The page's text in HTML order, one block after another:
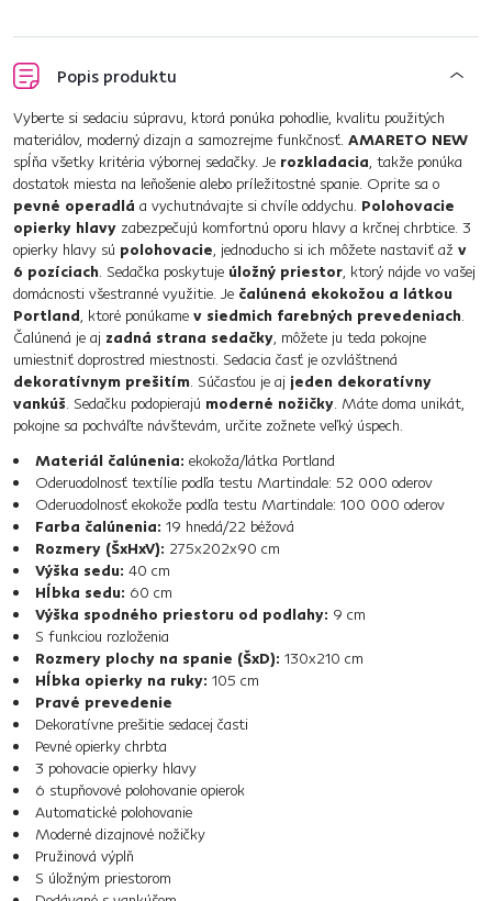
Popis produktu
Vyberte si sedaciu súpravu, ktorá ponúka pohodlie, kvalitu použitých
materiálov, moderný dizajn a samozrejme funkčnosť. AMARETO NEW
spĺňa všetky kritéria výbornej sedačky. Je rozkladacia, takže ponúka
dostatok miesta na leňošenie alebo príležitostné spanie. Oprite sa o
pevné operadlá a vychutnávajte si chvíle oddychu. Polohovacie
opierky hlavy zabezpečujú komfortnú oporu hlavy a krčnej chrbtice. 3
opierky hlavy sú polohovacie, jednoducho si ich môžete nastaviť až v
6 pozíciach. Sedačka poskytuje úložný priestor, ktorý nájde vo vašej
domácnosti všestranné využitie. Je čalúnená ekokožou a látkou
Portland, ktoré ponúkame v siedmich farebných prevedeniach.
Čalúnená je aj zadná strana sedačky, môžete ju teda pokojne
umiestniť doprostred miestnosti. Sedacia časť je ozvláštnená
dekoratívnym prešitím. Súčasťou je aj jeden dekoratívny
vankúš. Sedačku podopierajú moderné nožičky. Máte doma unikát,
pokojne sa pochváľte návštevám, určite zožnete veľký úspech.
Materiál čalúnenia: ekokoža/látka Portland
Oderuodolnosť textílie podľa testu Martindale: 52 000 oderov
Oderuodolnosť ekokože podľa testu Martindale: 100 000 oderov
Farba čalúnenia: 19 hnedá/22 béžová
Rozmery (ŠxHxV): 275x202x90 cm
Výška sedu: 40 cm
Hĺbka sedu: 60 cm
Výška spodného priestoru od podlahy: 9 cm
S funkciou rozloženia
Rozmery plochy na spanie (ŠxD): 130x210 cm
Hĺbka opierky na ruky: 105 cm
Pravé prevedenie
Dekoratívne prešitie sedacej časti
Pevné opierky chrbta
3 pohovacie opierky hlavy
6 stupňovové polohovanie opierok
Automatické polohovanie
Moderné dizajnové nožičky
Pružinová výplň
S úložným priestorom